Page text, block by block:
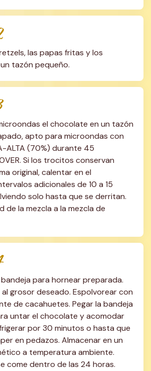
las papas fritas y los
tazón pequeño.
el chocolate en un tazón
apto para microondas con
ALTA (70%) durante 45
Si los trocitos conservan
original, calentar en el
adicionales de 10 a 15
solo hasta que se derritan.
de la mezcla a la mezcla de
para hornear preparada.
grosor deseado. Espolvorear con
de cacahuetes. Pegar la bandeja
untar el chocolate y acomodar
por 30 minutos o hasta que
en pedazos. Almacenar en un
a temperatura ambiente.
come dentro de las 24 horas.